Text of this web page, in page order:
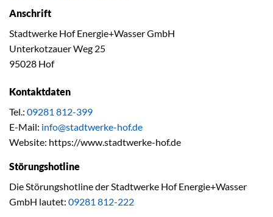
Anschrift
Stadtwerke Hof Energie+Wasser GmbH
Unterkotzauer Weg 25
95028 Hof
Kontaktdaten
Tel.: 09281 812-399
E-Mail: info@stadtwerke-hof.de
Website: https://www.stadtwerke-hof.de
Störungshotline
Die Störungshotline der Stadtwerke Hof Energie+Wasser
GmbH lautet: 09281 812-222